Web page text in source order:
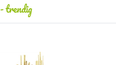
-trendig